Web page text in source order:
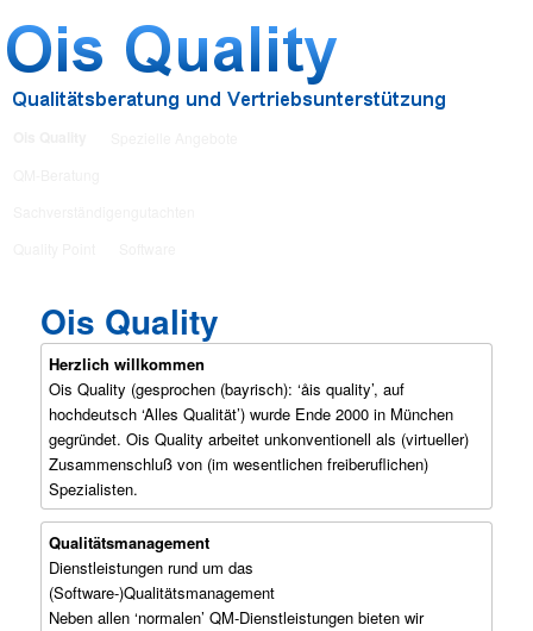
Ois Quality
Qualitätsberatung und Vertriebsunterstützung
Ois Quality
Herzlich willkommen
Ois Quality (gesprochen (bayrisch): ‘åis quality’, auf
hochdeutsch ‘Alles Qualität’) wurde Ende 2000 in München
gegründet. Ois Quality arbeitet unkonventionell als (virtueller)
Zusammenschluß von (im wesentlichen freiberuflichen)
Spezialisten.
Qualitätsmanagement
Dienstleistungen rund um das
(Software-)Qualitätsmanagement
Neben allen ‘normalen’ QM-Dienstleistungen bieten wir